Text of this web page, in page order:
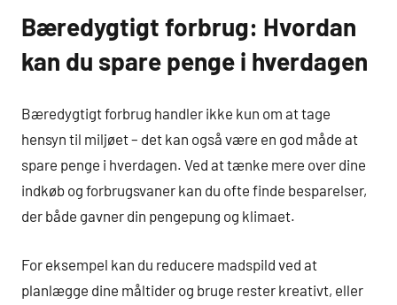
Bæredygtigt forbrug: Hvordan
kan du spare penge i hverdagen
Bæredygtigt forbrug handler ikke kun om at tage
hensyn til miljøet – det kan også være en god måde at
spare penge i hverdagen. Ved at tænke mere over dine
indkøb og forbrugsvaner kan du ofte finde besparelser,
der både gavner din pengepung og klimaet.
For eksempel kan du reducere madspild ved at
planlægge dine måltider og bruge rester kreativt, eller